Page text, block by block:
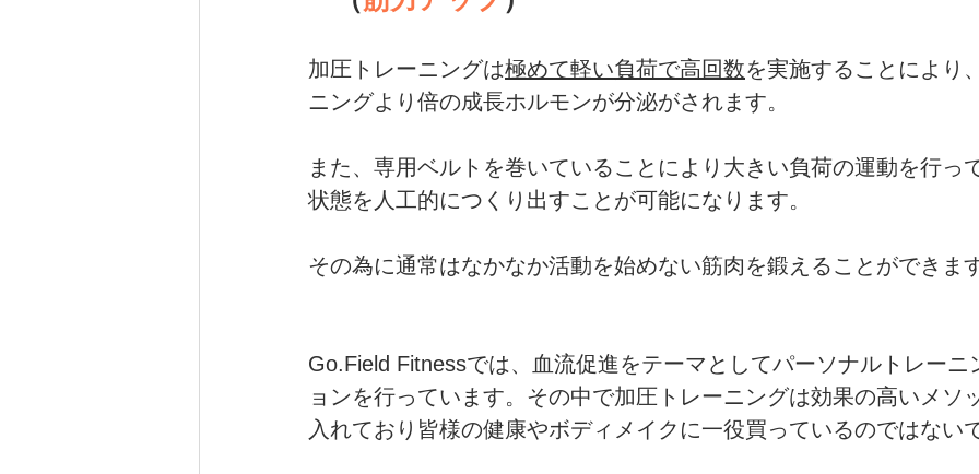
加圧トレーニングは極めて軽い負荷で高回数を実施することにより
ニングより倍の成長ホルモンが分泌がされます。
また、専用ベルトを巻いていることにより大きい負荷の運動を行っ
状態を人工的につくり出すことが可能になります。
その為に通常はなかなか活動を始めない筋肉を鍛えることができま
Go.Field Fitnessでは、血流促進をテーマとしてパーソナルトレーニ
ョンを行っています。その中で加圧トレーニングは効果の高いメソ
入れており皆様の健康やボディメイクに一役買っているのではない